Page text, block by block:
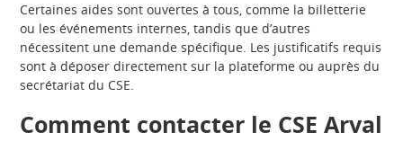
Certaines aides sont ouvertes à tous, comme la billetterie
ou les événements internes, tandis que d’autres
nécessitent une demande spécifique. Les justificatifs requis
sont à déposer directement sur la plateforme ou auprès du
secrétariat du CSE.
Comment contacter le CSE Arval